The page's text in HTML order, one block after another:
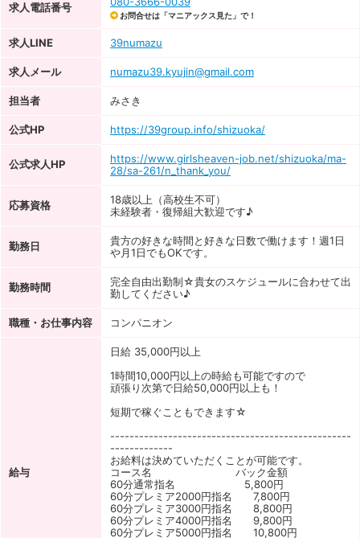
求人電話番号
お問合せは「マニアックス見た」で！
求人LINE 39numazu
求人メール numazu39.kyujin@gmail.com
担当者 みさき
公式HP https://39group.info/shizuoka/
公式求人HP
https://www.girlsheaven-job.net/shizuoka/ma-
28/sa-261/n_thank_you/
応募資格
18歳以上（高校生不可）
未経験者・復帰組大歓迎です♪
勤務日
貴方の好きな時間と好きな日数で働けます！週1日
や月1日でもOKです。
勤務時間
完全自由出勤制☆貴女のスケジュールに合わせて出
勤してください♪
職種・お仕事内容 コンパニオン
給与
日給 35,000円以上
1時間10,000円以上の時給も可能ですので
頑張り次第で日給50,000円以上も！
短期で稼ぐこともできます☆
--------------------------------------------------
-------------
お給料は決めていただくことが可能です。
コース名 バック金額
60分通常指名 5,800円
60分プレミア2000円指名 7,800円
60分プレミア3000円指名 8,800円
60分プレミア4000円指名 9,800円
60分プレミア5000円指名 10,800円